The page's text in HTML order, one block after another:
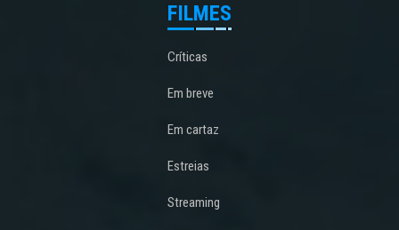
FILMES
Críticas
Em breve
Em cartaz
Estreias
Streaming